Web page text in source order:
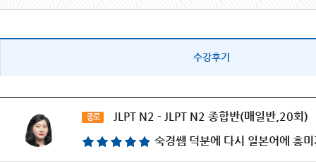
수강후기
종로
JLPT N2 - JLPT N2 종합반(매일반,20회)
숙경쌤 덕분에 다시 일본어에 흥